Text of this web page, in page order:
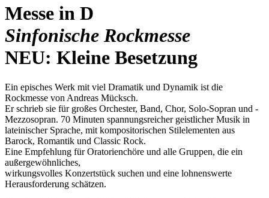
Messe in D
Sinfonische Rockmesse
NEU: Kleine Besetzung
Ein episches Werk mit viel Dramatik und Dynamik ist die
Rockmesse von Andreas Mücksch.
Er schrieb sie für großes Orchester, Band, Chor, Solo-Sopran und -
Mezzosopran. 70 Minuten spannungsreicher geistlicher Musik in
lateinischer Sprache, mit kompositorischen Stilelementen aus
Barock, Romantik und Classic Rock.
Eine Empfehlung für Oratorienchöre und alle Gruppen, die ein
außergewöhnliches,
wirkungsvolles Konzertstück suchen und eine lohnenswerte
Herausforderung schätzen.